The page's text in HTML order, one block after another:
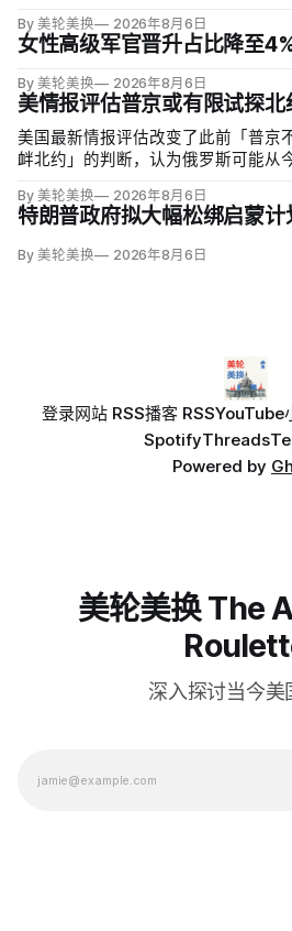
By 美轮美换 2026年8月6日
女性高级军官晋升占比降至
By 美轮美换 2026年8月6日
美情报评估普京或有限试探北
美国最新情报评估改变了此前「普京
衅北约」的判断，认为俄罗斯可能从
限陆地入侵仍属低概率，但风险随时
兰、无人机进入罗马尼亚已被视为前
By 美轮美换 2026年8月6日
特朗普政府拟大幅松绑启蒙计
By 美轮美换 2026年8月6日
登录网站 RSS播客 RSSYouTube
SpotifyThreads
Powered by
美轮美换 The
深入探讨当今美